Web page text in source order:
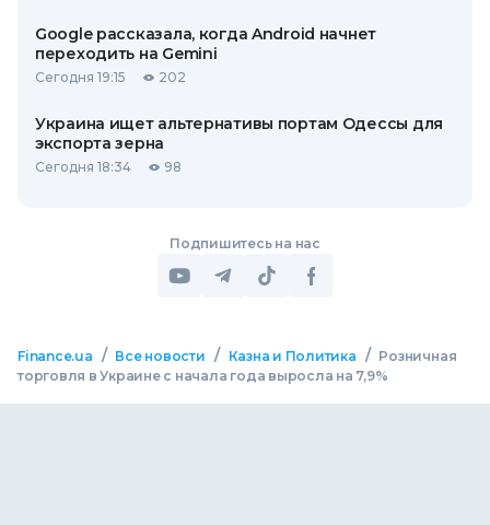
Google рассказала, когда Android начнет
переходить на Gemini
Сегодня 19:15 202
Украина ищет альтернативы портам Одессы для
экспорта зерна
Сегодня 18:34 98
Подпишитесь на нас
Finance.ua / Все новости / Казна и Политика / Розничная
торговля в Украине с начала года выросла на 7,9%